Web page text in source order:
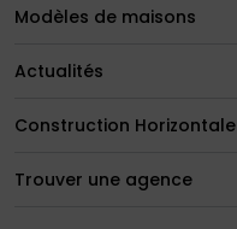
Modèles de maisons
Actualités
Construction Horizontale
Trouver une agence